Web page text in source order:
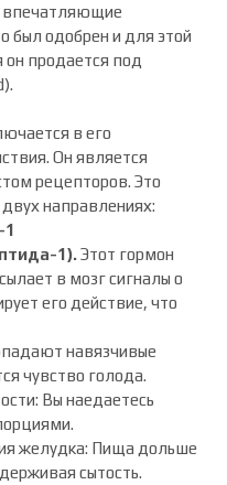
впечатляющие
был одобрен и для этой
продается под
в его
Он является
рецепторов. Это
двух направлениях:
1
1).Этот гормон
в мозг сигналы о
его действие, что
навязчивые
чувство голода.
Вы наедаетесь
желудка: Пища дольше
сытость.